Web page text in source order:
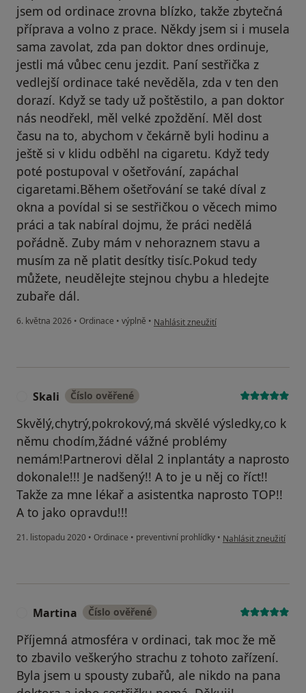
jsem od ordinace zrovna blízko, takže zbytečná
příprava a volno z prace. Někdy jsem si i musela
sama zavolat, zda pan doktor dnes ordinuje,
jestli má vůbec cenu jezdit. Paní sestřička z
vedlejší ordinace také nevěděla, zda v ten den
dorazí. Když se tady už poštěstilo, a pan doktor
nás neodřekl, měl velké zpoždění. Měl dost
času na to, abychom v čekárně byli hodinu a
ještě si v klidu odběhl na cigaretu. Když tedy
poté postupoval v ošetřování, zapáchal
cigaretami.Během ošetřování se také díval z
okna a povídal si se sestřičkou o věcech mimo
práci a tak nabíral dojmu, že práci nedělá
pořádně. Zuby mám v nehoraznem stavu a
musím za ně platit desítky tisíc.Pokud tedy
můžete, neudělejte stejnou chybu a hledejte
zubaře dál.
6. května 2026 • Ordinace • výplně • podle názoru uživatele Inba
Nahlásit zneužití
Skali Číslo ověřené
Skvělý,chytrý,pokrokový,má skvělé výsledky,co k
němu chodím,žádné vážné problémy
nemám!Partnerovi dělal 2 inplantáty a naprosto
dokonale!!! Je nadšený!! A to je u něj co říct!!
Takže za mne lékař a asistentka naprosto TOP!!
A to jako opravdu!!!
21. listopadu 2020 • Ordinace • preventivní prohlídky • podle názoru
Nahlásit zneužití
Martina Číslo ověřené
Příjemná atmosféra v ordinaci, tak moc že mě
to zbavilo veškerýho strachu z tohoto zařízení.
Byla jsem u spousty zubařů, ale nikdo na pana